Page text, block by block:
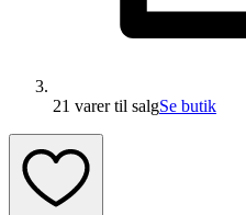
21 varertil salgSe butik